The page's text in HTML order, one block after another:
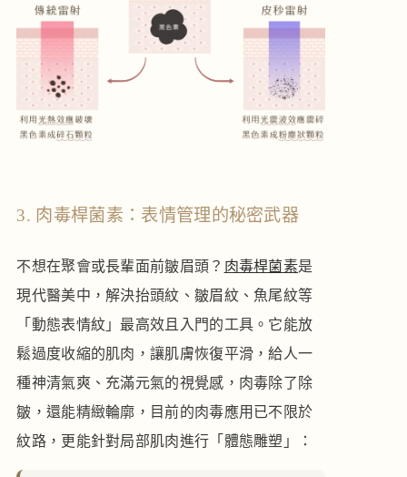
3. 肉毒桿菌素：表情管理的秘密武器
不想在聚會或長輩面前皺眉頭？ 肉毒桿菌素是
現代醫美中，解決抬頭紋、皺眉紋、魚尾紋等
「動態表情紋」最高效且入門的工具。它能放
鬆過度收縮的肌肉，讓肌膚恢復平滑，給人一
種神清氣爽、充滿元氣的視覺感，肉毒除了除
皺，還能精緻輪廓，目前的肉毒應用已不限於
紋路，更能針對局部肌肉進行「體態雕塑」：